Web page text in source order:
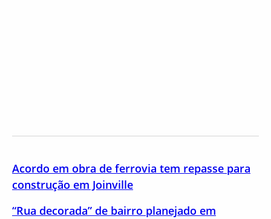
Acordo em obra de ferrovia tem repasse para
construção em Joinville
“Rua decorada” de bairro planejado em